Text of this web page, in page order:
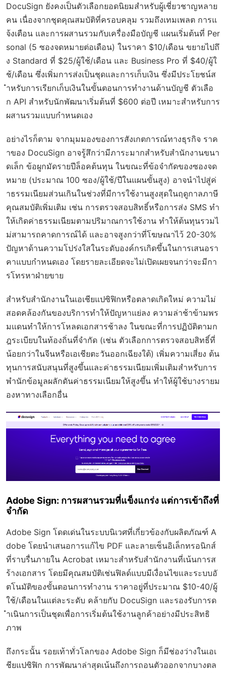
DocuSign ยังคงเป็นตัวเลือกยอดนิยมสำหรับผู้เชี่ยวชาญหลาย
คน เนื่องจากชุดคุณสมบัติที่ครอบคลุม รวมถึงเทมเพลต การแ
จ้งเตือน และการผสานรวมกับเครื่องมือบัญชี แผนเริ่มต้นที่ Per
sonal (5 ซองจดหมายต่อเดือน) ในราคา $10/เดือน ขยายไปถึ
ง Standard ที่ $25/ผู้ใช้/เดือน และ Business Pro ที่ $40/ผู้ใ
ช้/เดือน ซึ่งเพิ่มการส่งเป็นชุดและการเก็บเงิน ซึ่งมีประโยชน์ส
ำหรับการเรียกเก็บเงินในขั้นตอนการทำงานด้านบัญชี ตัวเลือ
ก API สำหรับนักพัฒนาเริ่มต้นที่ $600 ต่อปี เหมาะสำหรับการ
ผสานรวมแบบกำหนดเอง
อย่างไรก็ตาม จากมุมมองของการสังเกตการณ์ทางธุรกิจ ราค
าของ DocuSign อาจรู้สึกว่ามีภาระมากสำหรับสำนักงานขนา
ดเล็ก ข้อผูกมัดรายปีล็อคต้นทุน ในขณะที่ข้อจำกัดของซองจด
หมาย (ประมาณ 100 ซอง/ผู้ใช้/ปีในแผนขั้นสูง) อาจนำไปสู่ค่
าธรรมเนียมส่วนเกินในช่วงที่มีการใช้งานสูงสุดในฤดูกาลภาษี
คุณสมบัติเพิ่มเติม เช่น การตรวจสอบสิทธิ์หรือการส่ง SMS ทำ
ให้เกิดค่าธรรมเนียมตามปริมาณการใช้งาน ทำให้ต้นทุนรวมไ
ม่สามารถคาดการณ์ได้ และอาจสูงกว่าที่โฆษณาไว้ 20-30%
ปัญหาด้านความโปร่งใสในระดับองค์กรเกิดขึ้นในการเสนอรา
คาแบบกำหนดเอง โดยรายละเอียดจะไม่เปิดเผยจนกว่าจะมีกา
รโทรหาฝ่ายขาย
สำหรับสำนักงานในเอเชียแปซิฟิกหรือตลาดเกิดใหม่ ความไม่
สอดคล้องกันของบริการทำให้ปัญหาแย่ลง ความล่าช้าข้ามพร
มแดนทำให้การโหลดเอกสารช้าลง ในขณะที่การปฏิบัติตามก
ฎระเบียบในท้องถิ่นที่จำกัด (เช่น ตัวเลือกการตรวจสอบสิทธิ์ที่
น้อยกว่าในจีนหรือเอเชียตะวันออกเฉียงใต้) เพิ่มความเสี่ยง ต้น
ทุนการสนับสนุนที่สูงขึ้นและค่าธรรมเนียมเพิ่มเติมสำหรับการ
พำนักข้อมูลผลักดันค่าธรรมเนียมให้สูงขึ้น ทำให้ผู้ใช้บางรายม
องหาทางเลือกอื่น
Adobe Sign: การผสานรวมที่แข็งแกร่ง แต่การเข้าถึงที่
จำกัด
Adobe Sign โดดเด่นในระบบนิเวศที่เกี่ยวข้องกับผลิตภัณฑ์ A
dobe โดยนำเสนอการแก้ไข PDF และลายเซ็นอิเล็กทรอนิกส์
ที่ราบรื่นภายใน Acrobat เหมาะสำหรับสำนักงานที่เน้นการส
ร้างเอกสาร โดยมีคุณสมบัติเช่นฟิลด์แบบมีเงื่อนไขและระบบอั
ตโนมัติของขั้นตอนการทำงาน ราคาอยู่ที่ประมาณ $10-40/ผู้
ใช้/เดือนในแต่ละระดับ คล้ายกับ DocuSign และรองรับการด
ำเนินการเป็นชุดเพื่อการเริ่มต้นใช้งานลูกค้าอย่างมีประสิทธิ
ภาพ
ถึงกระนั้น รอยเท้าทั่วโลกของ Adobe Sign ก็มีช่องว่างในเอเ
ชียแปซิฟิก การพัฒนาล่าสุดเน้นถึงการถอนตัวออกจากบางตล